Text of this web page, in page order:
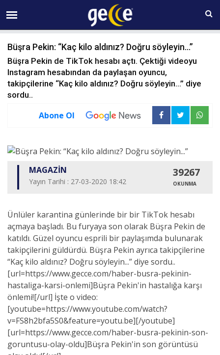
07 AĞUSTOS Cuma 07:22
Büşra Pekin: “Kaç kilo aldınız? Doğru söyleyin...”
Büşra Pekin de TikTok hesabı açtı. Çektiği videoyu
Instagram hesabından da paylaşan oyuncu,
takipçilerine “Kaç kilo aldınız? Doğru söyleyin...” diye
sordu..
Abone Ol
MAGAZİN
Yayın Tarihi : 27-03-2020 18:42
39267
OKUNMA
Ünlüler karantina günlerinde bir bir TikTok hesabı
açmaya başladı. Bu furyaya son olarak Büşra Pekin de
katıldı. Güzel oyuncu esprili bir paylaşımda bulunarak
takipçilerini güldürdü. Büşra Pekin ayrıca takipçilerine
“Kaç kilo aldınız? Doğru söyleyin...” diye sordu..
[url=https://www.gecce.com/haber-busra-pekinin-
hastaliga-karsi-onlemi]Büşra Pekin'in hastalığa karşı
önlemi![/url] İşte o video:
[youtube=https://www.youtube.com/watch?
v=FS8h2bfa5S0&feature=youtu.be][/youtube]
[url=https://www.gecce.com/haber-busra-pekinin-son-
goruntusu-olay-oldu]Büşra Pekin'in son görüntüsü